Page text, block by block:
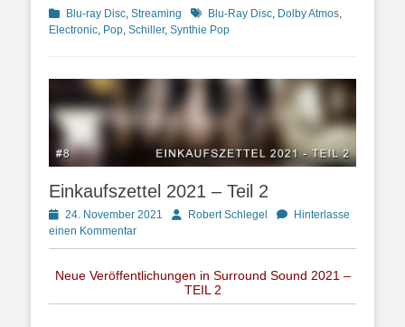
Kategorien
Blu-ray Disc, Streaming Schlagworte
Blu-Ray Disc, Dolby Atmos,
Electronic, Pop, Schiller, Synthie Pop
Einkaufszettel 2021 – Teil 2
Posted
on
24. November 2021 AutorRobert Schlegel
Hinterlasse
einen Kommentar
Neue Veröffentlichungen in Surround Sound 2021 –
TEIL 2